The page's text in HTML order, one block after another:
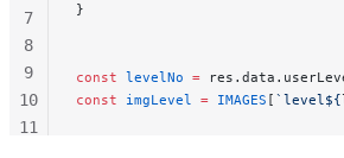
}
const levelNo =
const imgLevel = IMAGES [ `level${
7
8
9
10
11